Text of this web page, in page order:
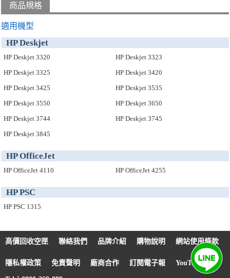
商品規格
適用機型
HP Deskjet
HP Deskjet 3320
HP Deskjet 3323
HP Deskjet 3325
HP Deskjet 3420
HP Deskjet 3425
HP Deskjet 3535
HP Deskjet 3550
HP Deskjet 3650
HP Deskjet 3744
HP Deskjet 3745
HP Deskjet 3845
HP OfficeJet
HP OfficeJet 4110 HP OfficeJet 4255
HP PSC
HP PSC 1315
高價回收空匣 聯絡我們 品牌介紹 購物說明 網站使用條款
隱私權政策 免責聲明 廠商合作 訂閱電子報 YouTube